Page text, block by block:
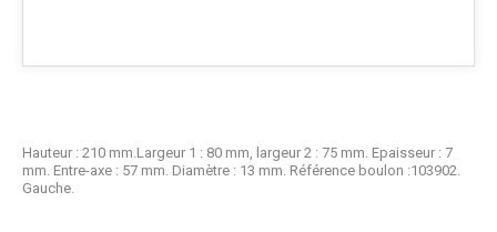
Hauteur : 210 mm.Largeur 1 : 80 mm, largeur 2 : 75 mm. Epaisseur : 7
mm. Entre-axe : 57 mm. Diamètre : 13 mm. Référence boulon :103902.
Gauche.